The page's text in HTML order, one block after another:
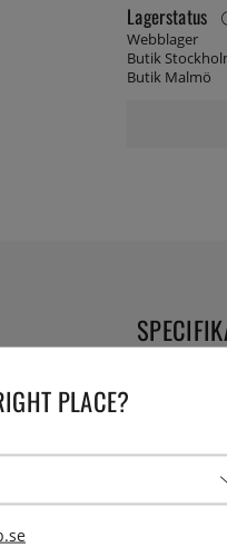
Lagerstatus
Webblager
Butik
Butik Malmö
för
PLACE?